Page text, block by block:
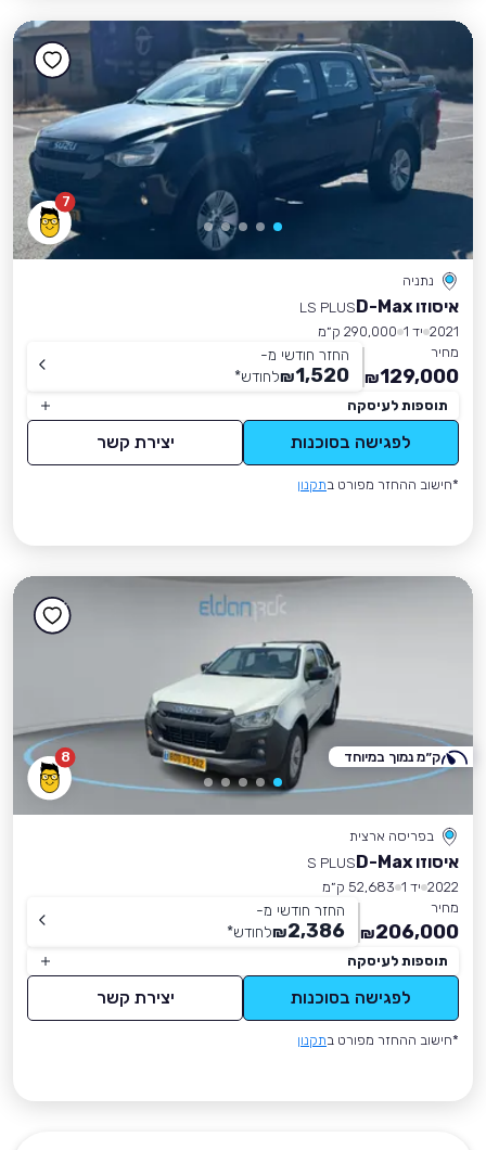
7
נתניה
איסוזו D-Max
LS PLUS
2021 יד 1
290,000 ק״מ
מחיר
129,000
₪
החזר חודשי מ-
1,520
₪לחודש*
תוספות לעיסקה
לפגישה בסוכנות יצירת קשר
*חישוב ההחזר מפורט בתקנון
8
בפריסה ארצית
איסוזו D-Max
S PLUS
2022 יד 1
52,683 ק״מ
מחיר
206,000
₪
החזר חודשי מ-
2,386
₪לחודש*
תוספות לעיסקה
לפגישה בסוכנות יצירת קשר
*חישוב ההחזר מפורט בתקנון
ק״מ נמוך במיוחד